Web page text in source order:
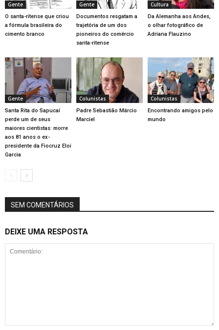
Gente
O santa-ritense que criou
a fórmula brasileira do
cimento branco
Gente
Documentos resgatam a
trajetória de um dos
pioneiros do comércio
santa-ritense
Cultura
Da Alemanha aos Andes,
o olhar fotográfico de
Adriana Flauzino
Gente
Santa Rita do Sapucaí
perde um de seus
maiores cientistas: morre
aos 81 anos o ex-
presidente da Fiocruz Eloi
Garcia
Colunistas
Padre Sebastião Márcio
Marciel
Colunistas
Encontrando amigos pelo
mundo
SEM COMENTÁRIOS
DEIXE UMA RESPOSTA